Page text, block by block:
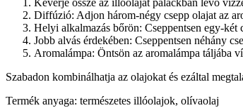
Keverje össze az illóolajat palackban lévő
Diffúzió: Adjon három-négy csepp olajat az
Helyi alkalmazás bőrön: Cseppentsen egy-két
Jobb alvás érdekében: Cseppentsen néhány
Aromalámpa: Öntsön az aromalámpa táljába
Szabadon kombinálhatja az olajokat és ezáltal
Termék anyaga: természetes illóolajok, olívaolaj